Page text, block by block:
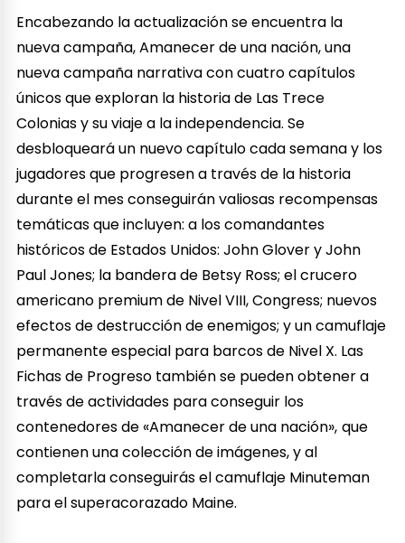
Encabezando la actualización se encuentra la
nueva campaña, Amanecer de una nación, una
nueva campaña narrativa con cuatro capítulos
únicos que exploran la historia de Las Trece
Colonias y su viaje a la independencia. Se
desbloqueará un nuevo capítulo cada semana y los
jugadores que progresen a través de la historia
durante el mes conseguirán valiosas recompensas
temáticas que incluyen: a los comandantes
históricos de Estados Unidos: John Glover y John
Paul Jones; la bandera de Betsy Ross; el crucero
americano premium de Nivel VIII, Congress; nuevos
efectos de destrucción de enemigos; y un camuflaje
permanente especial para barcos de Nivel X. Las
Fichas de Progreso también se pueden obtener a
través de actividades para conseguir los
contenedores de «Amanecer de una nación», que
contienen una colección de imágenes, y al
completarla conseguirás el camuflaje Minuteman
para el superacorazado Maine.